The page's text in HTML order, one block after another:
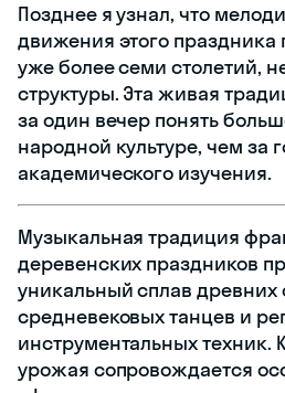
Позднее я узнал, что
движения этого праздника
уже более семи столетий,
структуры. Эта живая
за один вечер понять
народной культуре, чем за
академического изучения.
Музыкальная традиция
деревенских праздников
уникальный сплав древних
средневековых танцев и
инструментальных
урожая сопровождается